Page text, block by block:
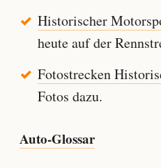
Historischer
heute auf der
Fotostrecken
Fotos dazu.
Auto-Glossar